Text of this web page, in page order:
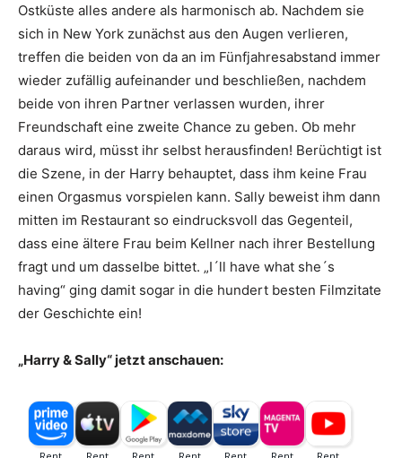
Ostküste alles andere als harmonisch ab. Nachdem sie
sich in New York zunächst aus den Augen verlieren,
treffen die beiden von da an im Fünfjahresabstand immer
wieder zufällig aufeinander und beschließen, nachdem
beide von ihren Partner verlassen wurden, ihrer
Freundschaft eine zweite Chance zu geben. Ob mehr
daraus wird, müsst ihr selbst herausfinden! Berüchtigt ist
die Szene, in der Harry behauptet, dass ihm keine Frau
einen Orgasmus vorspielen kann. Sally beweist ihm dann
mitten im Restaurant so eindrucksvoll das Gegenteil,
dass eine ältere Frau beim Kellner nach ihrer Bestellung
fragt und um dasselbe bittet. „I´ll have what she´s
having“ ging damit sogar in die hundert besten Filmzitate
der Geschichte ein!
„Harry & Sally“ jetzt anschauen: